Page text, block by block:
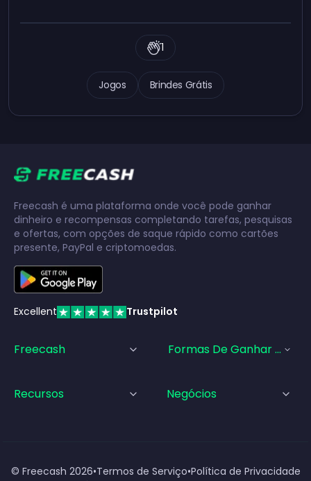
Jogos Brindes Grátis
1
Freecash é uma plataforma onde você pode ganhar
dinheiro e recompensas completando tarefas, pesquisas
e ofertas, com opções de saque rápido como cartões
presente, PayPal e criptomoedas.
Excellent Trustpilot
Freecash Formas De Ganhar
Recursos Negócios
© Freecash 2026•Termos de Serviço•Política de Privacidade